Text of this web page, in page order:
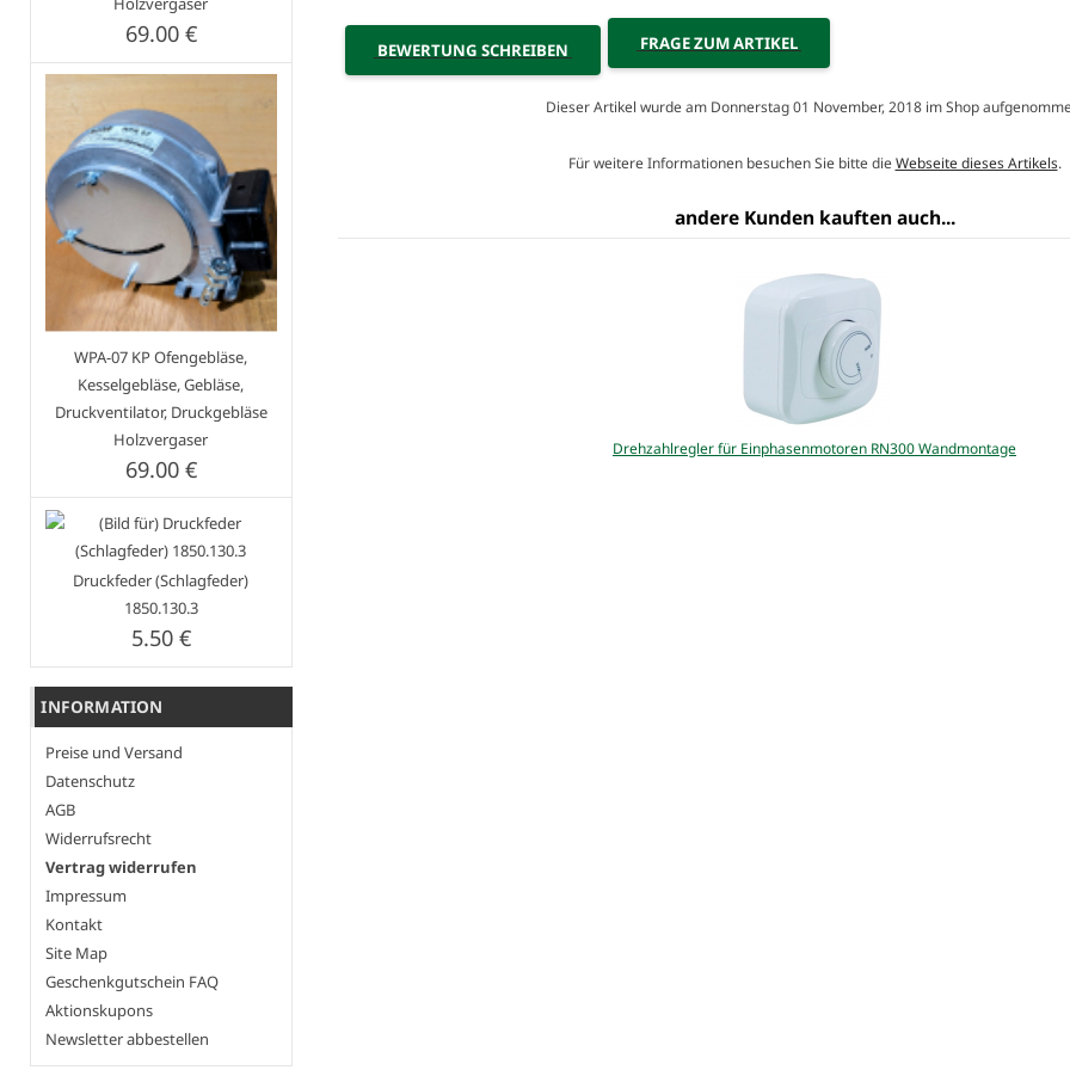
69.00 €
WPA-07 KP Ofengebläse,
Kesselgebläse, Gebläse,
Druckventilator, Druckgebläse
Holzvergaser
69.00 €
Druckfeder (Schlagfeder)
1850.130.3
5.50 €
INFORMATION
Preise und Versand
Datenschutz
AGB
Widerrufsrecht
Vertrag widerrufen
Impressum
Kontakt
Site Map
Geschenkgutschein FAQ
Aktionskupons
Newsletter abbestellen
FRAGE ZUM ARTIKEL
BEWERTUNG SCHREIBEN
Dieser Artikel wurde am Donnerstag 01 November, 2018 im Shop
Für weitere Informationen besuchen Sie bitte dieWebseite dieses Artikels.
andere Kunden kauften auch...
Drehzahlregler für Einphasenmotoren RN300 Wandmontage